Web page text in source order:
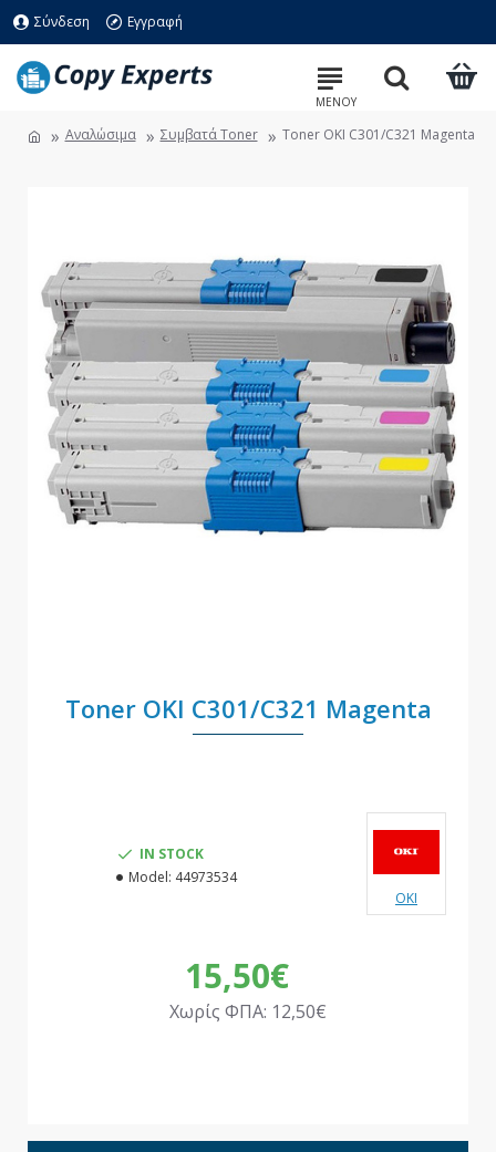
Σύνδεση Εγγραφή
Αναλώσιμα Συμβατά Toner Toner OKI C301/C321 Magenta
Toner OKI C301/C321 Magenta
15,50€
Χωρίς ΦΠΑ: 12,50€
IN STOCK
Model: 44973534
OKI